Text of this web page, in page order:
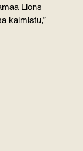
Lions
kalmistu,”